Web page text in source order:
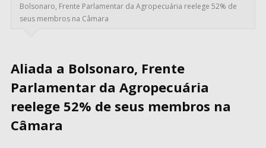
Bolsonaro, Frente Parlamentar da Agropecuária reelege 52% de
seus membros na Câmara
Aliada a Bolsonaro, Frente
Parlamentar da Agropecuária
reelege 52% de seus membros na
Câmara